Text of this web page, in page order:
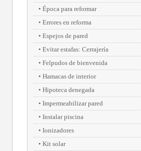
Época para reformar
Errores en reforma
Espejos de pared
Evitar estafas: Cerrajería
Felpudos de bienvenida
Hamacas de interior
Hipoteca denegada
Impermeabilizar pared
Instalar piscina
Ionizadores
Kit solar